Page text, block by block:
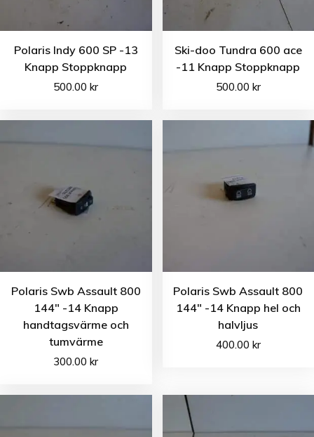
Polaris Indy 600 SP -13
Knapp Stoppknapp
500.00kr
Ski-doo Tundra 600 ace
-11 Knapp Stoppknapp
500.00 kr
Polaris Swb Assault 800
144″ -14 Knapp
handtagsvärme och
tumvärme
300.00kr
Polaris Swb Assault 800
144″ -14 Knapp hel och
halvljus
400.00 kr